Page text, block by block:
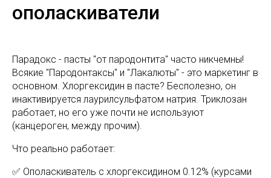
ополаскиватели
Парадокс - пасты "от пародонтита" часто никчемны!
Всякие "Пародонтаксы" и "Лакалюты" - это маркетинг в
основном. Хлоргексидин в пасте? Бесполезно, он
инактивируется лаурилсульфатом натрия. Триклозан
работает, но его уже почти не используют
(канцероген, между прочим).
Что реально работает:
✅ Ополаскиватель с хлоргексидином 0.12% (курсами